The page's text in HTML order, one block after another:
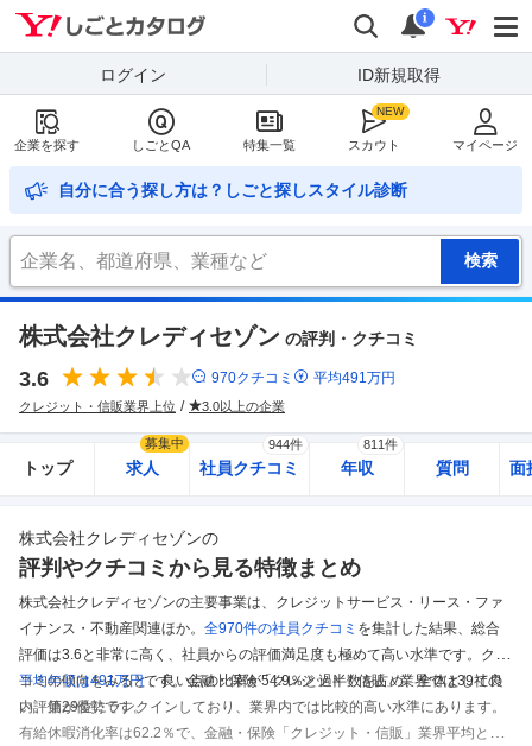
検索
通知
i
ログイン ID新規取得
企業を探す しごとQA 特集一覧 スカウト マイページ
自分に合う探し方は？しごと探しスタイル診断
株式会社クレディセゾン の評判・クチコミ
3.6 970クチコミ 平均491 万円
クレジット・信販業界上位 3.0以上の企業
トップ 求人
募集中
社員クチコミ
944件
年収
811件
質問 面
株式会社クレディセゾンの
評判やクチコミから見る特徴まとめ
株式会社クレディセゾンの主要事業は、クレジットサービス・リース・ファ
イナンス・不動産関連ほか。 全970件の社員クチコミ を集計した結果、 総合
評価は3.6と非常に高く、社員からの評価満足度も極めて高い水準です。 クチ
コミの傾向をみると、良い点の比率が54.9％と過半数を占め、全体として良
い評価が優勢です。
平均年収は491万円です。金融・保険「クレジット・信販」業界では39社の
内、第29位にランクインしており、業界内では比較的高い水準にあります。
有給休暇消化率は62.2％で、金融・保険「クレジット・信販」業界平均と同